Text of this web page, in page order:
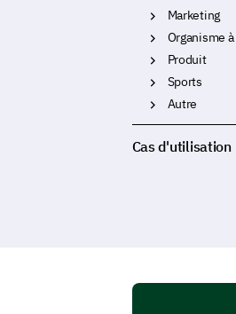
Marketing
Organisme
Produit
Sports
Autre
Cas d'utilisation